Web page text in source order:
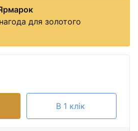
для золотого
В 1 клік